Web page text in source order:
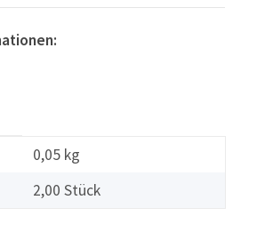
0,05 kg
2,00 Stück